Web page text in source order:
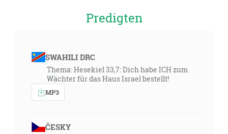
Predigten
SWAHILI DRC
Thema: Hesekiel 33,7: Dich habe ICH zum
Wächter für das Haus Israel bestellt!
MP3
ČESKY